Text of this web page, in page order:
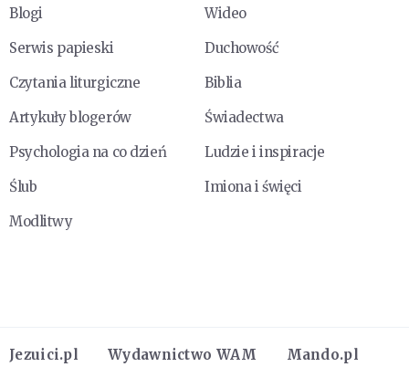
Blogi
Wideo
Serwis papieski
Duchowość
Czytania liturgiczne
Biblia
Artykuły blogerów
Świadectwa
Psychologia na co dzień
Ludzie i inspiracje
Ślub
Imiona i święci
Modlitwy
Jezuici.pl Wydawnictwo WAM Mando.pl